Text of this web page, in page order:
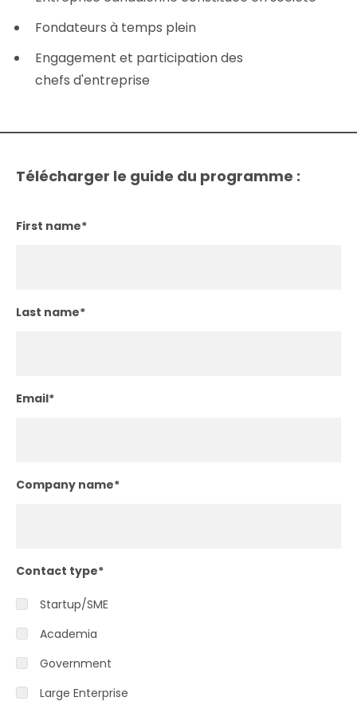
Fondateurs à temps plein
Engagement et participation des
chefs d'entreprise
Télécharger le guide du programme :
First name*
Last name*
Email*
Company name*
Contact type*
Startup/SME
Academia
Government
Large Enterprise